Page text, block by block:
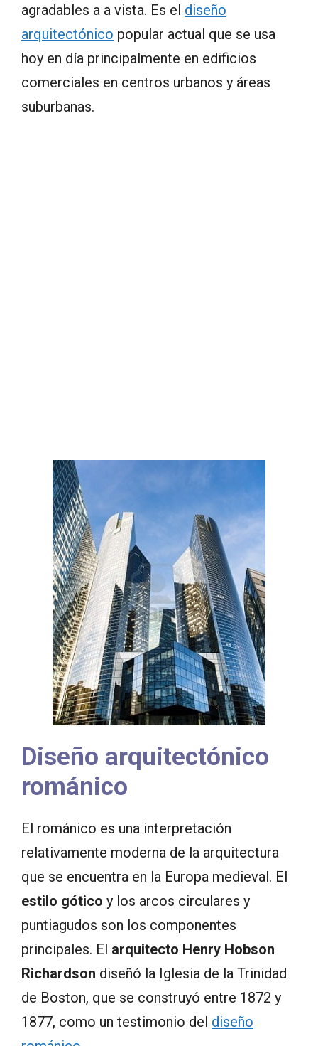
agradables a a vista. Es el diseño
arquitectónico popular actual que se usa
hoy en día principalmente en edificios
comerciales en centros urbanos y áreas
suburbanas.
Diseño arquitectónico
románico
El románico es una interpretación
relativamente moderna de la arquitectura
que se encuentra en la Europa medieval. El
estilo gótico y los arcos circulares y
puntiagudos son los componentes
principales. El arquitecto Henry Hobson
Richardson diseñó la Iglesia de la Trinidad
de Boston, que se construyó entre 1872 y
1877, como un testimonio del diseño